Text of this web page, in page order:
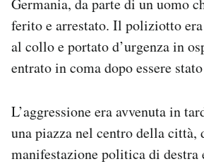
AREA PERSONALE
Area Personale
Newsletter
Notifiche mobile
Hai bisogno di aiuto?
Esci
ferito e arrestato. Il poliziotto
al collo e portato d’urgenza in
entrato in coma dopo essere
L’aggressione era avvenuta in
una piazza nel centro della città,
manifestazione politica di destra